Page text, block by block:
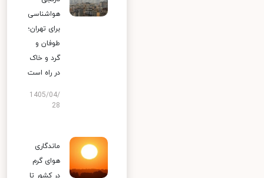
هواشناسی
برای تهران؛
طوفان و
گرد و خاک
در راه است
1405/04/
28
ماندگاری
هوای گرم
در کشور تا